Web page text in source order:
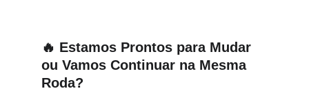
🔥 Estamos Prontos para Mudar
ou Vamos Continuar na Mesma
Roda?